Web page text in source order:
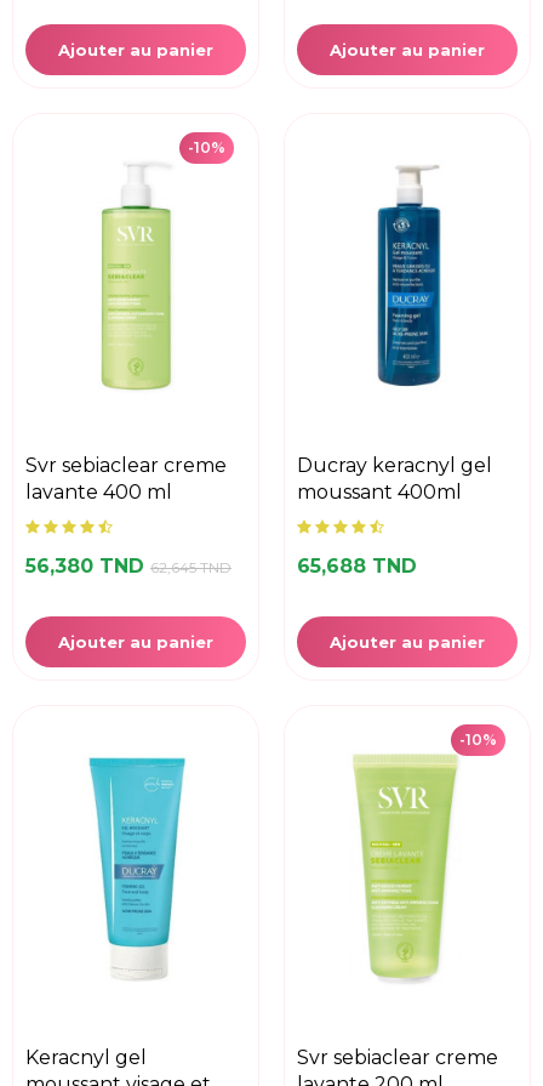
Ajouter au panier Ajouter au panier
-10%
svr sebiaclear creme
lavante 400 ml
56,380 TND 62,645 TND
Ajouter au panier
ducray keracnyl gel
moussant 400ml
65,688 TND
Ajouter au panier
keracnyl gel
-10%
svr sebiaclear creme